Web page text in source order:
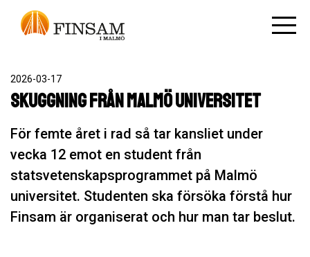
2026-03-17
Skuggning från Malmö universitet
För femte året i rad så tar kansliet under
vecka 12 emot en student från
statsvetenskapsprogrammet på Malmö
universitet. Studenten ska försöka förstå hur
Finsam är organiserat och hur man tar beslut.